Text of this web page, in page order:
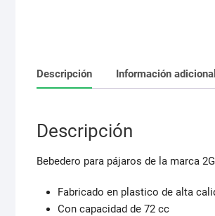
Descripción Información adicional
Descripción
Bebedero para pájaros de la marca
Fabricado en plastico de alta
Con capacidad de 72 cc